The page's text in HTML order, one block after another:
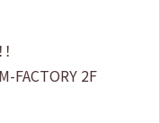
FACTORY 2F